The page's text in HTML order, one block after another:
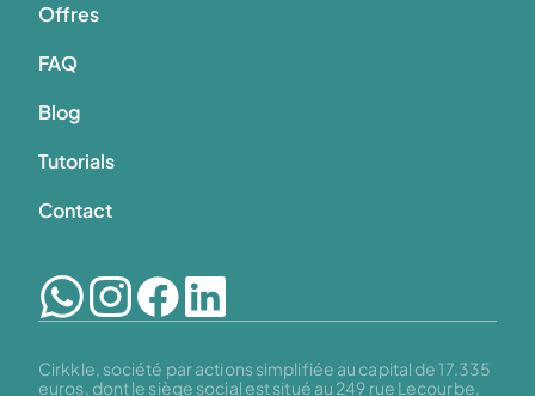
Offres
FAQ
Blog
Tutorials
Contact
Cirkkle, société par actions simplifiée au capital de 17.335
euros, dont le siège social est situé au 249 rue Lecourbe,